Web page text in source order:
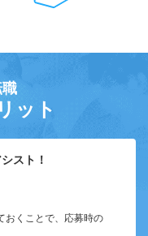
ット
スト！
おくことで、応募時の